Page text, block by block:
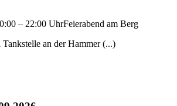
– 22:00 UhrFeierabend am Berg
an der Hammer (...)